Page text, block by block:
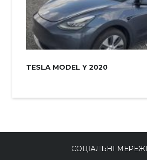
TESLA MODEL Y 2020
СОЦІАЛЬНІ МЕРЕЖІ